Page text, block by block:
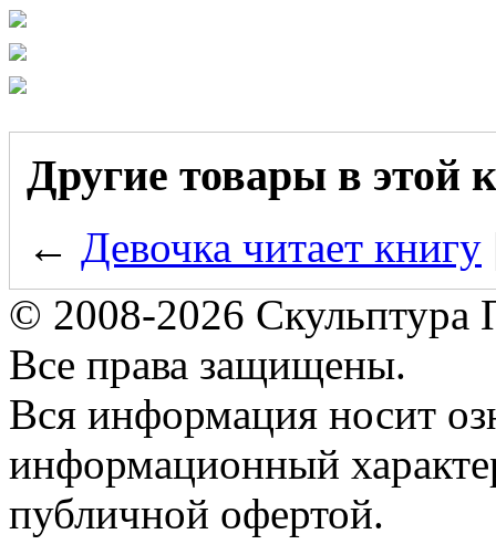
Другие товары в этой
← Девочка читает книгу
© 2008-2026 Скульптура
Все права защищены.
Вся информация носит
информационный
публичной офертой.